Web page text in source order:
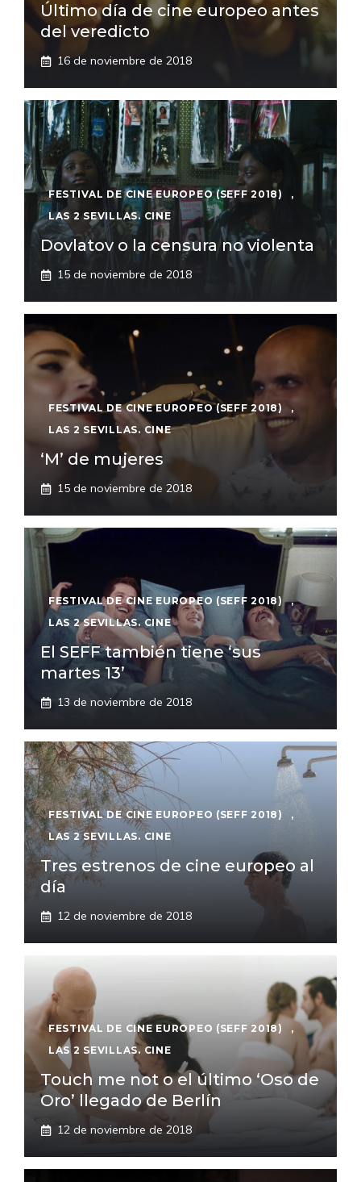
Último día de cine europeo antes
del veredicto
16 de noviembre de 2018
FESTIVAL DE CINE EUROPEO (SEFF 2018)
,
LAS 2 SEVILLAS. CINE
Dovlatov o la censura no violenta
15 de noviembre de 2018
FESTIVAL DE CINE EUROPEO (SEFF 2018)
,
LAS 2 SEVILLAS. CINE
‘M’ de mujeres
15 de noviembre de 2018
FESTIVAL DE CINE EUROPEO (SEFF 2018)
,
LAS 2 SEVILLAS. CINE
El SEFF también tiene ‘sus
martes 13’
13 de noviembre de 2018
FESTIVAL DE CINE EUROPEO (SEFF 2018)
,
LAS 2 SEVILLAS. CINE
Tres estrenos de cine europeo al
día
12 de noviembre de 2018
FESTIVAL DE CINE EUROPEO (SEFF 2018)
,
LAS 2 SEVILLAS. CINE
Touch me not o el último ‘Oso de
Oro’ llegado de Berlín
12 de noviembre de 2018